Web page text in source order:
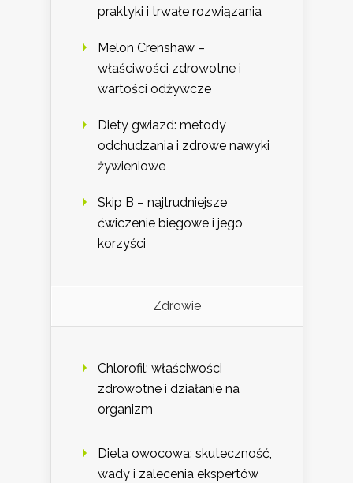
praktyki i trwałe rozwiązania
Melon Crenshaw –
właściwości zdrowotne i
wartości odżywcze
Diety gwiazd: metody
odchudzania i zdrowe nawyki
żywieniowe
Skip B – najtrudniejsze
ćwiczenie biegowe i jego
korzyści
Zdrowie
Chlorofil: właściwości
zdrowotne i działanie na
organizm
Dieta owocowa: skuteczność,
wady i zalecenia ekspertów